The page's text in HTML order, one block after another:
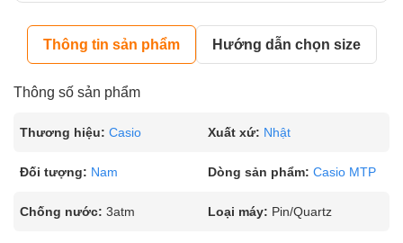
Thông tin sản phẩm Hướng dẫn chọn size
Thông số sản phẩm
Thương hiệu: Casio Xuất xứ: Nhật
Đối tượng: Nam Dòng sản phẩm: Casio MTP
Chống nước: 3atm Loại máy: Pin/Quartz